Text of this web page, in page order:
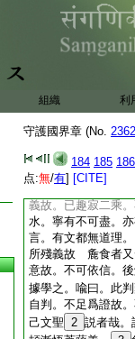
組織 利
守護國界章 (No.
184 185 186
点:無/有] [CITE]
乘中。起懸崖想。
示如來淨妙法身。
入。其義分明。天
一乘。非爲定性。
定性者。對法華經
根未熟 麁食者。
盡者。法身雖在二
經言有垢眞如。若
不可盡。言前解頓
來法身體。出離二
不爾。麁食者所立
義故。已趣寂二乘
水。寧有不可盡。
言。有文都無道理
所殘義故 麁食者又
意故。不可依信。
據學之。喩曰。此
自判。不足爲證故
己文聖 2 説者哉。